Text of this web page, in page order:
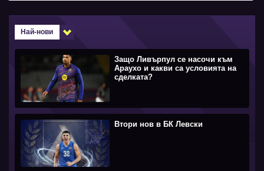
Най-нови
Защо Ливърпул се насочи към
Араухо и какви са условията на
сделката?
Втори нов в БК Левски